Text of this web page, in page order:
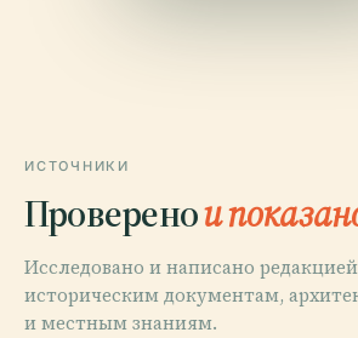
ИСТОЧНИКИ
Проверенои
Исследовано и написано
историческим документам,
и местным знаниям.